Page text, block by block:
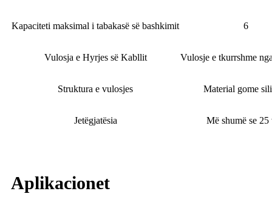
Kapaciteti maksimal i tabakasë së bashkimit 6
Vulosja e Hyrjes së Kabllit Vulosje e tkurrshme
Struktura e vulosjes Material gome
Jetëgjatësia Më shumë se 25
Aplikacionet